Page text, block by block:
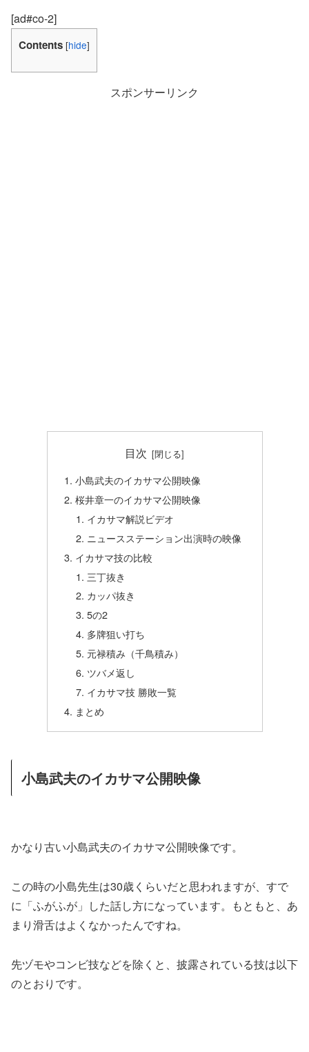
[ad#co-2]
Contents [hide]
スポンサーリンク
目次
小島武夫のイカサマ公開映像
桜井章一のイカサマ公開映像
イカサマ解説ビデオ
ニュースステーション出演時の映像
イカサマ技の比較
三丁抜き
カッパ抜き
5の2
多牌狙い打ち
元禄積み（千鳥積み）
ツバメ返し
イカサマ技 勝敗一覧
まとめ
小島武夫のイカサマ公開映像
かなり古い小島武夫のイカサマ公開映像です。
この時の小島先生は30歳くらいだと思われますが、すで
に「ふがふが」した話し方になっています。もともと、あ
まり滑舌はよくなかったんですね。
先ヅモやコンビ技などを除くと、披露されている技は以下
のとおりです。